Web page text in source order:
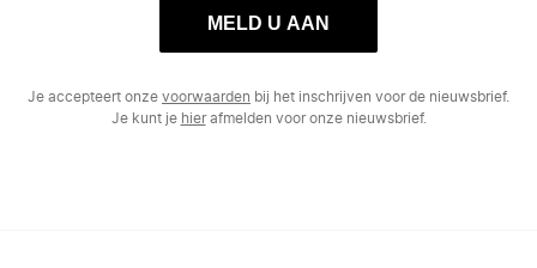
MELD U AAN
Je accepteert onze voorwaarden bij het inschrijven voor de nieuwsbrief.
Je kunt je hierafmelden voor onze nieuwsbrief.